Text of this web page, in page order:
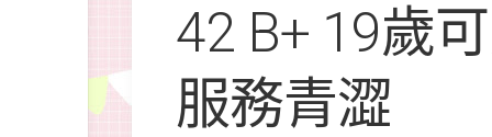
42 B+ 19歲
服務青澀